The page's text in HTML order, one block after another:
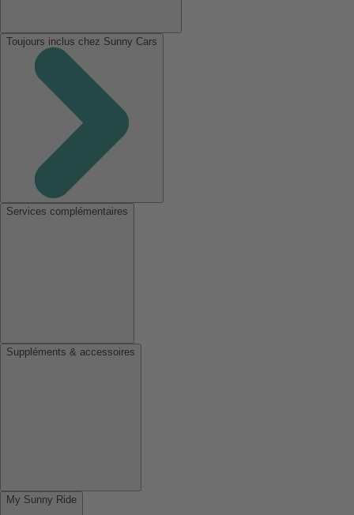
Toujours inclus chez Sunny Cars
Services complémentaires
Suppléments & accessoires
My Sunny Ride